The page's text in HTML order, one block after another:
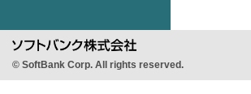
© SoftBank Corp. All rights reserved.